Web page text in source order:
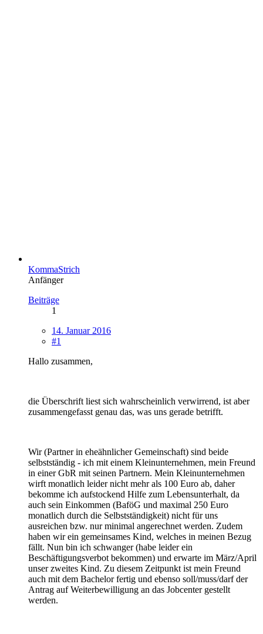
KommaStrich
Anfänger
Beiträge
1
14. Januar 2016
#1
Hallo zusammen,
die Überschrift liest sich wahrscheinlich verwirrend, ist aber
zusammengefasst genau das, was uns gerade betrifft.
Wir (Partner in eheähnlicher Gemeinschaft) sind beide
selbstständig - ich mit einem Kleinunternehmen, mein Freund
in einer GbR mit seinen Partnern. Mein Kleinunternehmen
wirft monatlich leider nicht mehr als 100 Euro ab, daher
bekomme ich aufstockend Hilfe zum Lebensunterhalt, da
auch sein Einkommen (BaföG und maximal 250 Euro
monatlich durch die Selbstständigkeit) nicht für uns
ausreichen bzw. nur minimal angerechnet werden. Zudem
haben wir ein gemeinsames Kind, welches in meinen Bezug
fällt. Nun bin ich schwanger (habe leider ein
Beschäftigungsverbot bekommen) und erwarte im März/April
unser zweites Kind. Zu diesem Zeitpunkt ist mein Freund
auch mit dem Bachelor fertig und ebenso soll/muss/darf der
Antrag auf Weiterbewilligung an das Jobcenter gestellt
werden.